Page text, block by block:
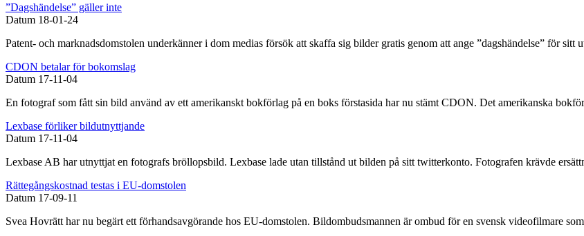
”Dagshändelse” gäller inte
Datum 18-01-24
Patent- och marknadsdomstolen underkänner i dom medias försök att skaffa sig bilder gratis genom att ange ”dagshändelse” för sitt
CDON betalar för bokomslag
Datum 17-11-04
En fotograf som fått sin bild använd av ett amerikanskt bokförlag på en boks förstasida har nu stämt CDON. Det amerikanska
Lexbase förliker bildutnyttjande
Datum 17-11-04
Lexbase AB har utnyttjat en fotografs bröllopsbild. Lexbase lade utan tillstånd ut bilden på sitt twitterkonto. Fotografen krävde
Rättegångskostnad testas i EU-domstolen
Datum 17-09-11
Svea Hovrätt har nu begärt ett förhandsavgörande hos EU-domstolen. Bildombudsmannen är ombud för en svensk videofilmare